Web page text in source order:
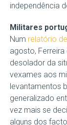
independência
Militares
Num relatório
agosto,
desolador da
vexames aos
levantamentos
generalizado
vez mais se
alguns dos